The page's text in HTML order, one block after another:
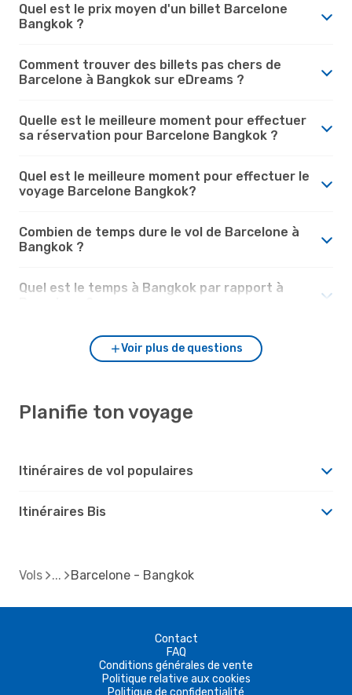
Quel est le prix moyen d'un billet Barcelone
Bangkok ?
Comment trouver des billets pas chers de
Barcelone à Bangkok sur eDreams ?
Quelle est le meilleure moment pour effectuer
sa réservation pour Barcelone Bangkok ?
Quel est le meilleure moment pour effectuer le
voyage Barcelone Bangkok?
Combien de temps dure le vol de Barcelone à
Bangkok ?
Quel est le temps à Bangkok par rapport à
Voir plus de questions
Planifie ton voyage
Itinéraires de vol populaires
Itinéraires Bis
Vols Barcelone - Bangkok
Contact
FAQ
Conditions générales de vente
Politique relative aux cookies
Politique de confidentialité